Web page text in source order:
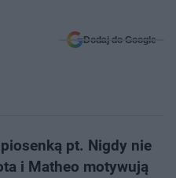
Dodaj do Google
pt. Nigdy nie
i Matheo motywują